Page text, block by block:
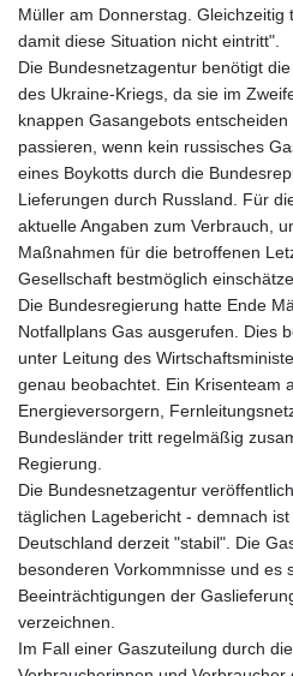
Müller am Donnerstag. Gleichzeitig
damit diese Situation nicht eintritt".
Die Bundesnetzagentur benötigt
des Ukraine-Kriegs, da sie im
knappen Gasangebots
passieren, wenn kein russisches
eines Boykotts durch die
Lieferungen durch Russland. Für
aktuelle Angaben zum Verbrauch,
Maßnahmen für die betroffenen
Gesellschaft bestmöglich
Die Bundesregierung hatte Ende
Notfallplans Gas ausgerufen. Dies
unter Leitung des
genau beobachtet. Ein Krisenteam
Energieversorgern,
Bundesländer tritt regelmäßig
Regierung.
Die Bundesnetzagentur
täglichen Lagebericht - demnach
Deutschland derzeit "stabil". Die
besonderen Vorkommnisse und es
Beeinträchtigungen der
verzeichnen.
Im Fall einer Gaszuteilung durch